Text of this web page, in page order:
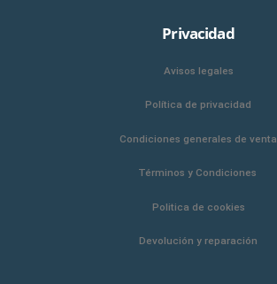
Privacidad
Avisos legales
Política de privacidad
Condiciones generales de venta
Términos y Condiciones
Politica de cookies
Devolución y reparación